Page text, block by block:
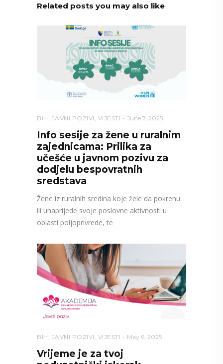
Related posts you may also like
BIH , JAVNI POZIVI , VIJESTI June 7, 2025
Info sesije za žene u ruralnim
zajednicama: Prilika za
učešće u javnom pozivu za
dodjelu bespovratnih
sredstava
Žene iz ruralnih sredina koje žele da pokrenu
ili unaprijede svoje poslovne aktivnosti u
oblasti poljoprivrede, te
BIH JAVNI POZIVI VIJESTI May 6, 2025
Vrijeme je za tvoj